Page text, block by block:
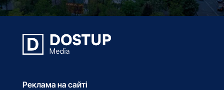
Реклама на сайті